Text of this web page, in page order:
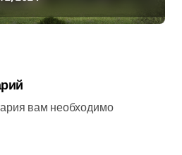
вам необходимо